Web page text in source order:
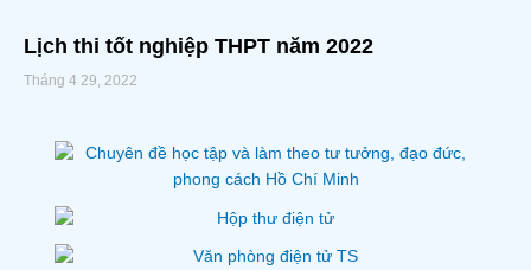
Lịch thi tốt nghiệp THPT năm 2022
Tháng 4 29, 2022